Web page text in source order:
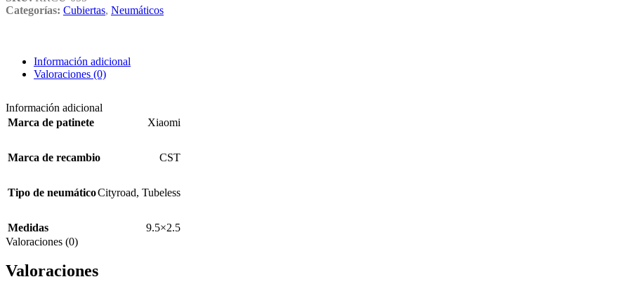
Categorías: Cubiertas, Neumáticos
Información adicional
Valoraciones (0)
Información adicional
Marca de patinete
Xiaomi
Marca de recambio CST
Tipo de neumáticoCityroad, Tubeless
Medidas
9.5×2.5
Valoraciones (0)
Valoraciones